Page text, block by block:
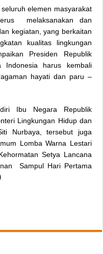
elemen masyarakat
melaksanakan dan
kegiatan, yang berkaitan
kualitas lingkungan
Presiden Republik
Indonesia harus kembali
hayati dan paru –
Ibu Negara Republik
Lingkungan Hidup dan
Nurbaya, tersebut juga
Lomba Warna Lestari
Setya Lancana
Sampul Hari Pertama